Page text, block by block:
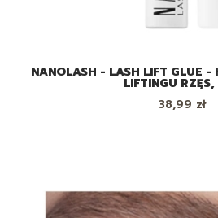
NANOLASH - LASH LIFT GLUE -
LIFTINGU
Cena
38,99 zł